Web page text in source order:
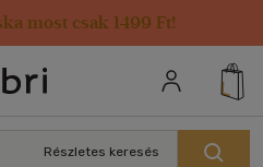
most csak 1499 Ft!
adatai
Részletes keresés